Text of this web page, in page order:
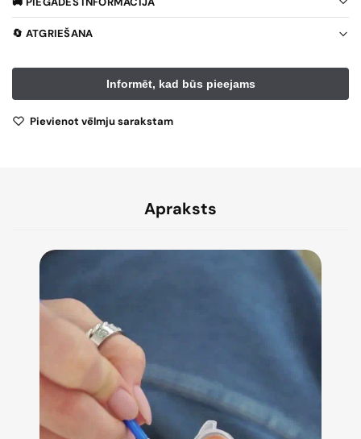
🔄 ATGRIEŠANA
Pievienot vēlmju sarakstam
Apraksts